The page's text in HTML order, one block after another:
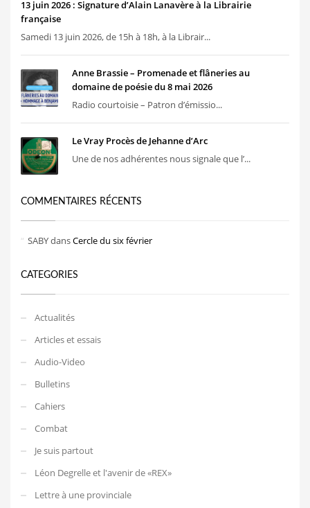
13 juin 2026 : Signature d’Alain Lanavère à la Librairie
française
Samedi 13 juin 2026, de 15h à 18h, à la Librair...
Anne Brassie – Promenade et flâneries au
domaine de poésie du 8 mai 2026
Radio courtoisie – Patron d’émissio...
Le Vray Procès de Jehanne d’Arc
Une de nos adhérentes nous signale que l’...
COMMENTAIRES RÉCENTS
SABYdansCercle du six février
CATEGORIES
Actualités
Articles et essais
Audio-Video
Bulletins
Cahiers
Combat
Je suis partout
Léon Degrelle et l'avenir de «REX»
Lettre à une provinciale